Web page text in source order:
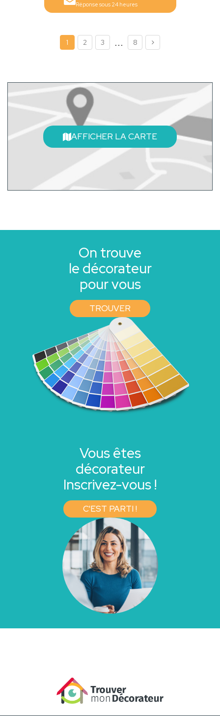
Réponse sous 24 heures
1 2 3 ... 8
AFFICHER LA CARTE
On trouve
le décorateur
pour vous
TROUVER
Vous êtes
décorateur
Inscrivez-vous !
C'EST PARTI !